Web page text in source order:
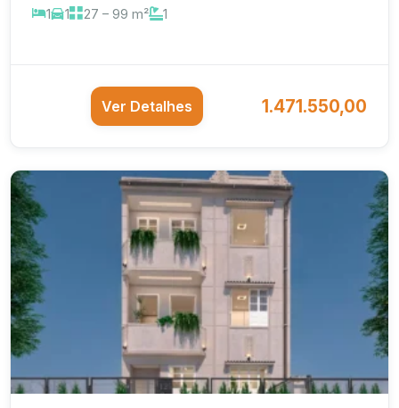
1 1 27 – 99 m² 1
Ver Detalhes 1.471.550,00